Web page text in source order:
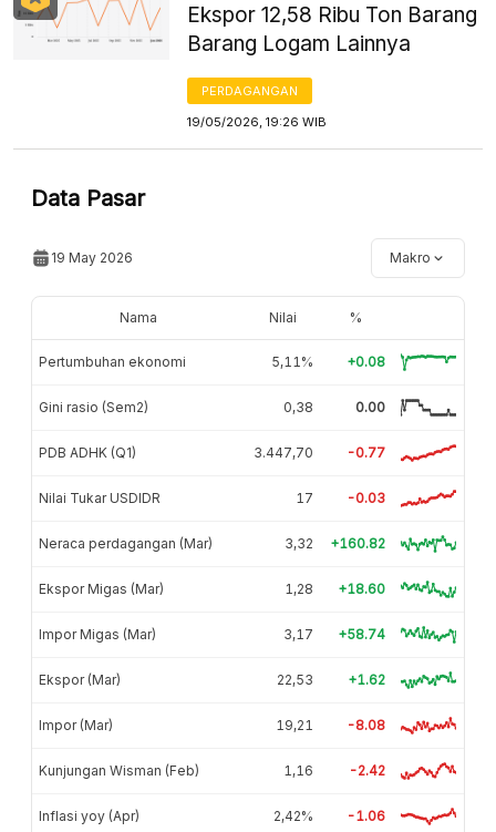
Ekspor 12,58 Ribu Ton Barang
Barang Logam Lainnya
PERDAGANGAN
19/05/2026, 19:26 WIB
Data Pasar
19 May 2026 Makro
Nama Nilai %
Pertumbuhan ekonomi 5,11% +0.08
Gini rasio (Sem2) 0,38 0.00
PDB ADHK (Q1) 3.447,70 -0.77
Nilai Tukar USDIDR 17 -0.03
Neraca perdagangan (Mar) 3,32 +160.82
Ekspor Migas (Mar) 1,28 +18.60
Impor Migas (Mar) 3,17 +58.74
Ekspor (Mar) 22,53 +1.62
Impor (Mar) 19,21 -8.08
Kunjungan Wisman (Feb) 1,16 -2.42
Inflasi yoy (Apr) 2,42% -1.06